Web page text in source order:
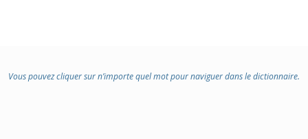
Vous pouvez cliquer sur n’importe quel mot pour naviguer dans le dictionnaire.